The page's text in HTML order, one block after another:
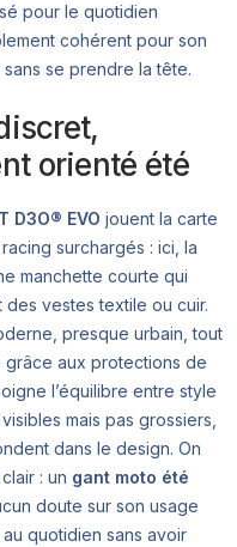
pour le quotidien
cohérent pour son
se prendre la tête.
orienté été
D3O® EVO jouent la carte
surchargés : ici, la
manchette courte qui
vestes textile ou cuir.
presque urbain, tout
grâce aux protections de
l’équilibre entre style
mais pas grossiers,
dans le design. On
: un gant moto été
doute sur son usage
quotidien sans avoir